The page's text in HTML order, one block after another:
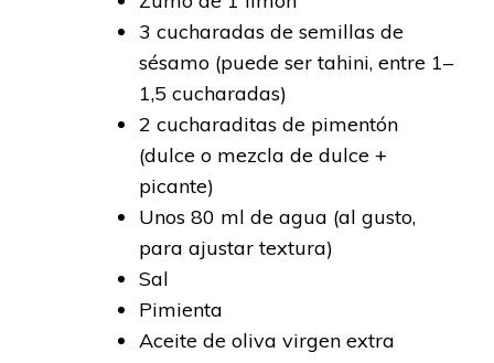
3 cucharadas de semillas de
sésamo (puede ser tahini, entre 1–
1,5 cucharadas)
2 cucharaditas de pimentón
(dulce o mezcla de dulce +
picante)
Unos 80 ml de agua (al gusto,
para ajustar textura)
Sal
Pimienta
Aceite de oliva virgen extra